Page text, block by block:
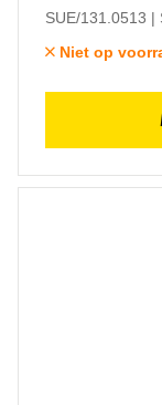
SUE/131.0513
Niet op